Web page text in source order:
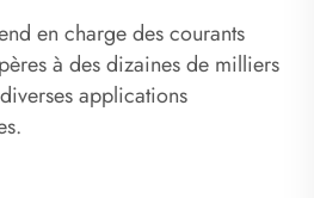
en charge des courants
à des dizaines de milliers
applications